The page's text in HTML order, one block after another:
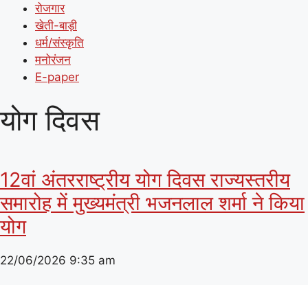
रोजगार
खेती-बाड़ी
धर्म/संस्कृति
मनोरंजन
E-paper
योग दिवस
12वां अंतरराष्ट्रीय योग दिवस राज्यस्तरीय
समारोह में मुख्यमंत्री भजनलाल शर्मा ने किया
योग
22/06/2026 9:35 am